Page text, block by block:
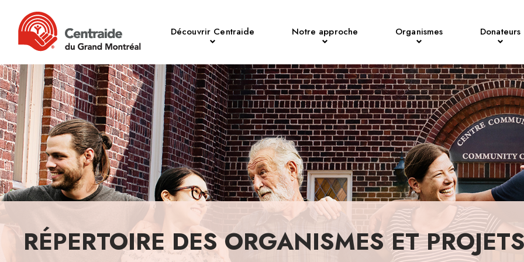
Découvrir Centraide Notre approche Organismes Donateurs
RÉPERTOIRE DES ORGANISMES ET